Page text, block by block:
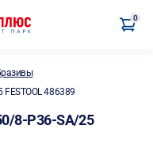
0
486389
8-P36-SA/25